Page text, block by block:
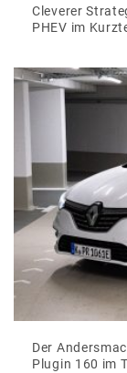
Cleverer
PHEV im
Der
Plugin 160 im